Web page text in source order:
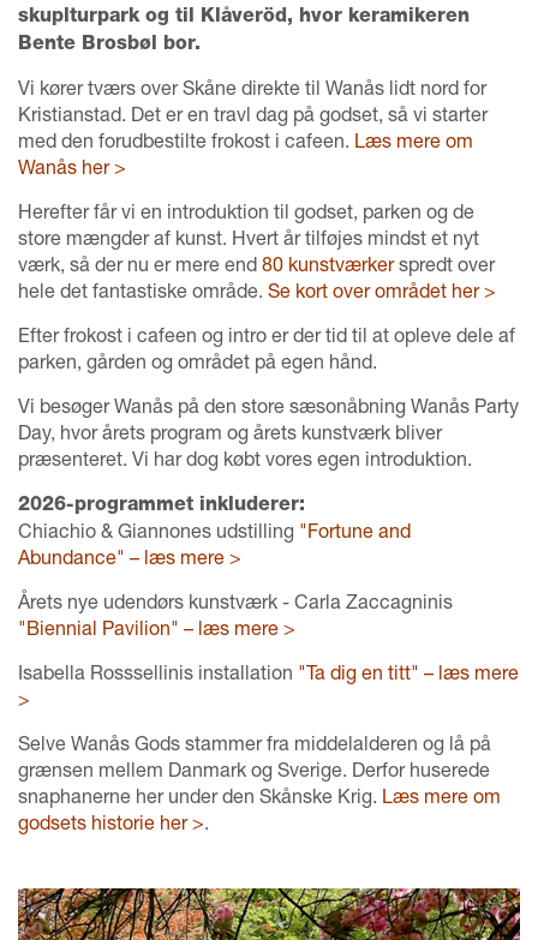
skuplturpark og til Klåveröd, hvor keramikeren
Bente Brosbøl bor.
Vi kører tværs over Skåne direkte til Wanås lidt nord for
Kristianstad. Det er en travl dag på godset, så vi starter
med den forudbestilte frokost i cafeen. Læs mere om
Wanås her >
Herefter får vi en introduktion til godset, parken og de
store mængder af kunst. Hvert år tilføjes mindst et nyt
værk, så der nu er mere end 80 kunstværker spredt over
hele det fantastiske område. Se kort over området her >
Efter frokost i cafeen og intro er der tid til at opleve dele af
parken, gården og området på egen hånd.
Vi besøger Wanås på den store sæsonåbning Wanås Party
Day, hvor årets program og årets kunstværk bliver
præsenteret. Vi har dog købt vores egen introduktion.
2026-programmet inkluderer:
Chiachio & Giannones udstilling "Fortune and
Abundance" – læs mere >
Årets nye udendørs kunstværk - Carla Zaccagninis
"Biennial Pavilion" – læs mere >
Isabella Rosssellinis installation "Ta dig en titt" – læs mere
>
Selve Wanås Gods stammer fra middelalderen og lå på
grænsen mellem Danmark og Sverige. Derfor huserede
snaphanerne her under den Skånske Krig. Læs mere om
godsets historie her >.